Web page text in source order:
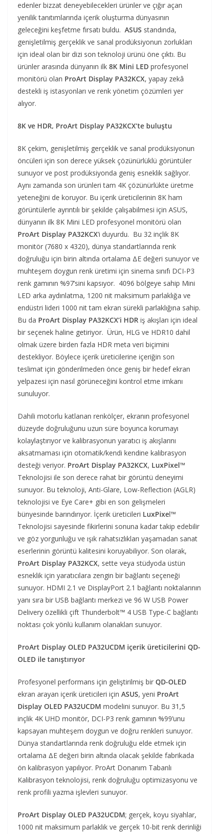
edenler bizzat deneyebilecekleri ürünler ve çığır açan
yenilik tanıtımlarında içerik oluşturma dünyasının
geleceğini keşfetme fırsatı buldu. ASUS standında,
genişletilmiş gerçeklik ve sanal prodüksiyonun zorlukları
için ideal olan bir dizi son teknoloji ürünü öne çıktı. Bu
ürünler arasında dünyanın ilk 8K Mini LED profesyonel
monitörü olan ProArt Display PA32KCX, yapay zekâ
destekli iş istasyonları ve renk yönetim çözümleri yer
alıyor.
8K ve HDR, ProArt Display PA32KCX’te buluştu
8K çekim, genişletilmiş gerçeklik ve sanal prodüksiyonun
öncüleri için son derece yüksek çözünürlüklü görüntüler
sunuyor ve post prodüksiyonda geniş esneklik sağlıyor.
Aynı zamanda son ürünleri tam 4K çözünürlükte üretme
yeteneğini de koruyor. Bu içerik üreticilerinin 8K ham
görüntülerle ayrıntılı bir şekilde çalışabilmesi için ASUS,
dünyanın ilk 8K Mini LED profesyonel monitörü olan
ProArt Display PA32KCX’i duyurdu. Bu 32 inçlik 8K
monitör (7680 x 4320), dünya standartlarında renk
doğruluğu için birin altında ortalama ΔE değeri sunuyor ve
muhteşem doygun renk üretimi için sinema sınıfı DCI-P3
renk gamının %97’sini kapsıyor. 4096 bölgeye sahip Mini
LED arka aydınlatma, 1200 nit maksimum parlaklığa ve
endüstri lideri 1000 nit tam ekran sürekli parlaklığına sahip.
Bu da ProArt Display PA32KCX’i HDR iş akışları için ideal
bir seçenek haline getiriyor. Ürün, HLG ve HDR10 dahil
olmak üzere birden fazla HDR meta veri biçimini
destekliyor. Böylece içerik üreticilerine içeriğin son
teslimat için gönderilmeden önce geniş bir hedef ekran
yelpazesi için nasıl görüneceğini kontrol etme imkanı
sunuluyor.
Dahili motorlu katlanan renkölçer, ekranın profesyonel
düzeyde doğruluğunu uzun süre boyunca korumayı
kolaylaştırıyor ve kalibrasyonun yaratıcı iş akışlarını
aksatmaması için otomatik/kendi kendine kalibrasyon
desteği veriyor. ProArt Display PA32KCX, LuxPixel™
Teknolojisi ile son derece rahat bir görüntü deneyimi
sunuyor. Bu teknoloji, Anti-Glare, Low-Reflection (AGLR)
teknolojisi ve Eye Care+ gibi en son gelişmeleri
bünyesinde barındırıyor. İçerik üreticileri LuxPixel™
Teknolojisi sayesinde fikirlerini sonuna kadar takip edebilir
ve göz yorgunluğu ve ışık rahatsızlıkları yaşamadan sanat
eserlerinin görüntü kalitesini koruyabiliyor. Son olarak,
ProArt Display PA32KCX, sette veya stüdyoda üstün
esneklik için yaratıcılara zengin bir bağlantı seçeneği
sunuyor. HDMI 2.1 ve DisplayPort 2.1 bağlantı noktalarının
yanı sıra bir USB bağlantı merkezi ve 96 W USB Power
Delivery özellikli çift Thunderbolt™ 4 USB Type-C bağlantı
noktası çok yönlü kullanım olanakları sunuyor.
ProArt Display OLED PA32UCDM içerik üreticilerini QD-
OLED ile tanıştırıyor
Profesyonel performans için geliştirilmiş bir QD-OLED
ekran arayan içerik üreticileri için ASUS, yeni ProArt
Display OLED PA32UCDM modelini sunuyor. Bu 31,5
inçlik 4K UHD monitör, DCI-P3 renk gamının %99’unu
kapsayan muhteşem doygun ve doğru renkleri sunuyor.
Dünya standartlarında renk doğruluğu elde etmek için
ortalama ΔE değeri birin altında olacak şekilde fabrikada
ön kalibrasyon yapılıyor. ProArt Donanım Tabanlı
Kalibrasyon teknolojisi, renk doğruluğu optimizasyonu ve
renk profili yazma işlevleri sunuyor.
ProArt Display OLED PA32UCDM; gerçek, koyu siyahlar,
1000 nit maksimum parlaklık ve gerçek 10-bit renk derinliği